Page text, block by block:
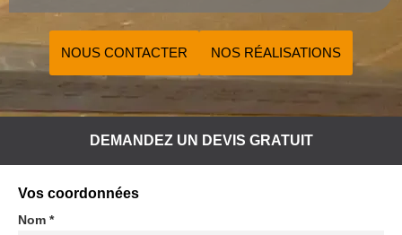
NOUS CONTACTER NOS RÉALISATIONS
DEMANDEZ UN DEVIS GRATUIT
Vos coordonnées
Nom *